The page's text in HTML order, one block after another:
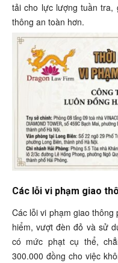
tải cho lực lượng tuần tra,
thông an toàn hơn.
Các lỗi vi phạm giao
Các lỗi vi phạm giao
hiểm, vượt đèn đỏ và sử
có mức phạt cụ thể,
300.000 đồng cho việc